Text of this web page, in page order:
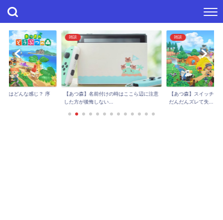
捗はどんな感じ？ 序
雑談
【あつ森】名前付けの時はここら辺に注意
した方が後悔しない...
雑談
【あつ森】スイッチで
だんだんズレて失...